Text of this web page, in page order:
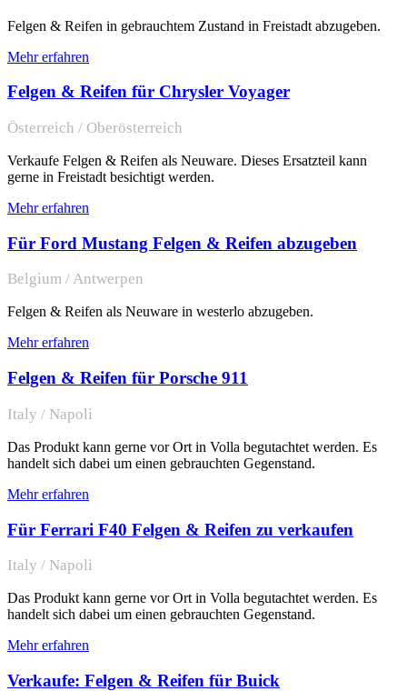
Felgen & Reifen in gebrauchtem Zustand in Freistadt abzugeben.
Mehr erfahren
Felgen & Reifen für Chrysler Voyager
Österreich / Oberösterreich
Verkaufe Felgen & Reifen als Neuware. Dieses Ersatzteil kann
gerne in Freistadt besichtigt werden.
Mehr erfahren
Für Ford Mustang Felgen & Reifen abzugeben
Belgium / Antwerpen
Felgen & Reifen als Neuware in westerlo abzugeben.
Mehr erfahren
Felgen & Reifen für Porsche 911
Italy / Napoli
Das Produkt kann gerne vor Ort in Volla begutachtet werden. Es
handelt sich dabei um einen gebrauchten Gegenstand.
Mehr erfahren
Für Ferrari F40 Felgen & Reifen zu verkaufen
Italy / Napoli
Das Produkt kann gerne vor Ort in Volla begutachtet werden. Es
handelt sich dabei um einen gebrauchten Gegenstand.
Mehr erfahren
Verkaufe: Felgen & Reifen für Buick